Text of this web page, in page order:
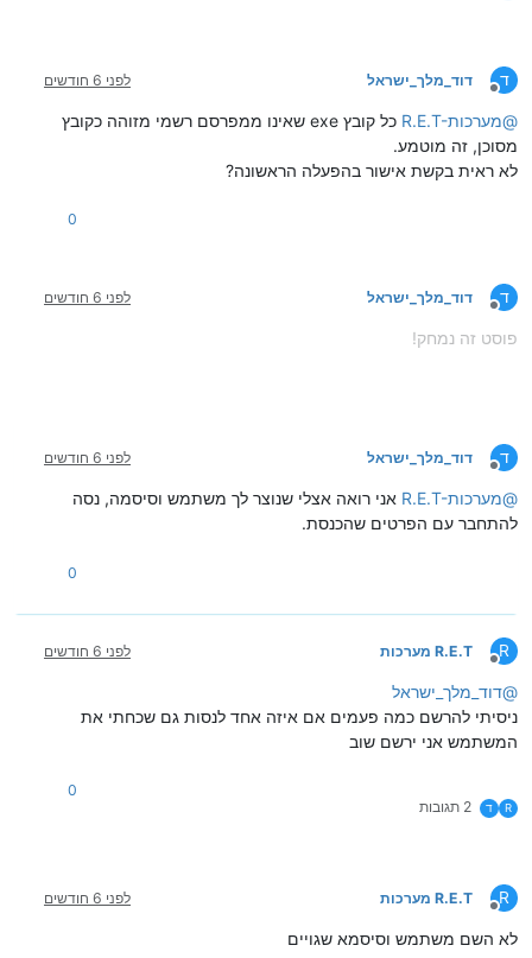
ד
מנותק
דוד_מלך_ישראל לפני 6 חודשים
@R.E.T-מערכות
כל קובץ exe שאינו ממפרסם רשמי מזוהה כקובץ
מסוכן, זה מוטמע.
לא ראית בקשת אישור בהפעלה הראשונה?
0
ד
מנותק
דוד_מלך_ישראל לפני 6 חודשים
פוסט זה נמחק!
ד
מנותק
דוד_מלך_ישראל לפני 6 חודשים
@R.E.T-מערכות
אני רואה אצלי שנוצר לך משתמש וסיסמה, נסה
להתחבר עם הפרטים שהכנסת.
0
R
מנותק
R.E.T מערכות לפני 6 חודשים
@דוד_מלך_ישראל
ניסיתי להרשם כמה פעמים אם איזה אחד לנסות גם שכחתי את
המשתמש אני ירשם שוב
R ד 2 תגובות
0
R
מנותק
R.E.T מערכות לפני 6 חודשים
לא השם משתמש וסיסמא שגויים